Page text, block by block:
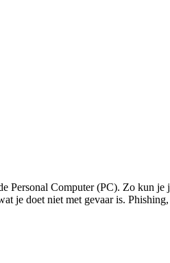
Personal Computer (PC). Zo kun
je doet niet met gevaar is.